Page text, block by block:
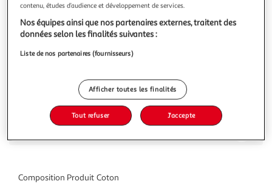
Afficher le prix
Composition Produit Coton
contenu, études d’audience et développement de services.
Nos équipes ainsi que nos partenaires externes, traitent des
données selon les finalités suivantes :
Liste de nos partenaires (fournisseurs)
Afficher toutes les finalités
Tout refuser J'accepte